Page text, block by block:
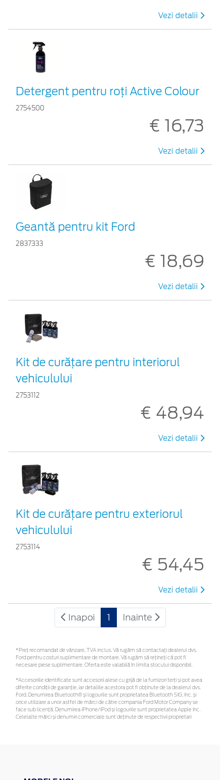
Vezi detalii
Detergent pentru roți Active Colour
2754500
€ 16,73
Vezi detalii
Geantă pentru kit Ford
2837333
€ 18,69
Vezi detalii
Kit de curățare pentru interiorul
vehiculului
2753112
€ 48,94
Vezi detalii
Kit de curățare pentru exteriorul
vehiculului
2753114
€ 54,45
Vezi detalii
Inapoi 1 Inainte
*Preţ recomandat de vânzare, TVA inclus. Vă rugăm să contactaţi dealerul dvs.
Ford pentru costuri suplimentare de montare. Vă rugăm să rețineți că pot fi
necesare piese suplimentare. Oferta este valabilă în limita stocului disponibil.
*Accesoriile identificate sunt accesorii alese cu grijă de la furnizori terți și pot avea
diferite condiții de garanție, iar detaliile acestora pot fi obținute de la dealerul dvs.
Ford. Denumirea Bluetooth® și logourile sunt proprietatea Bluetooth SIG, Inc. și
orice utilizare a unor astfel de mărci de către compania Ford Motor Company se
face sub licență. Denumirea iPhone/iPod și logourile sunt proprietatea Apple Inc.
Celelalte mărci și denumiri comerciale sunt deținute de respectivii proprietari